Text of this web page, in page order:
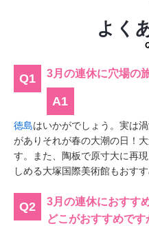
よく
Q1 3月の連休に穴場の
A1
徳島はいかがでしょう。実は
がありそれが春の大潮の日！
す。また、陶板で原寸大に再
しめる大塚国際美術館もおすす
Q2
3月の連休におすす
どこがおすすめです